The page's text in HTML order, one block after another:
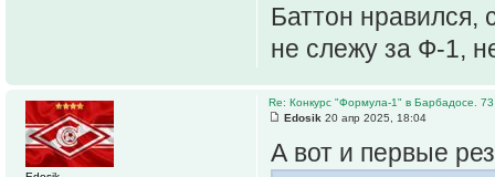
Баттон нравился,
не слежу за Ф-1,
Re: Конкурс "Формула-1" в Барбадосе. 73
Edosik 20 апр 2025, 18:04
А вот и первые